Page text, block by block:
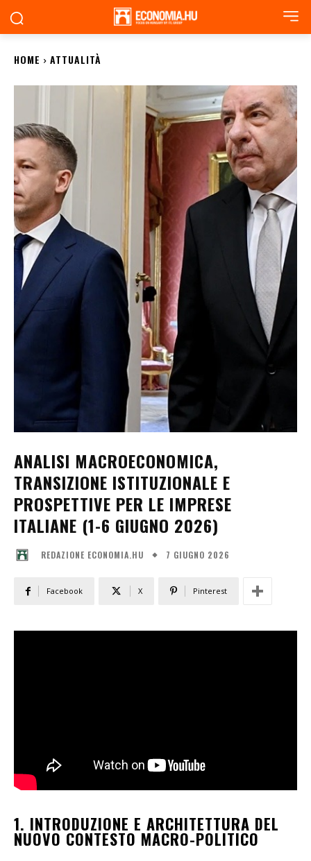
HOME ATTUALITÀ
ANALISI MACROECONOMICA,
TRANSIZIONE ISTITUZIONALE E
PROSPETTIVE PER LE IMPRESE
ITALIANE (1-6 GIUGNO 2026)
REDAZIONE ECONOMIA.HU 7 GIUGNO 2026
Facebook X Pinterest
1. INTRODUZIONE E ARCHITETTURA DEL
NUOVO CONTESTO MACRO-POLITICO